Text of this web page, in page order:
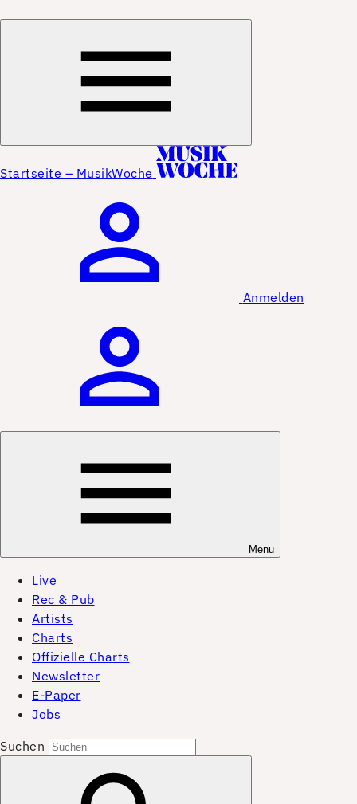
Startseite – MusikWoche
Anmelden
Menu
Live
Rec & Pub
Artists
Charts
Offizielle Charts
Newsletter
E-Paper
Jobs
Suchen